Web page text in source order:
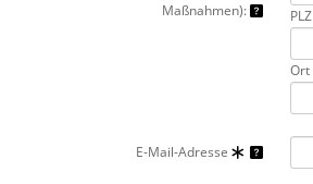
Maßnahmen):
PLZ
Ort
E-Mail-Adresse